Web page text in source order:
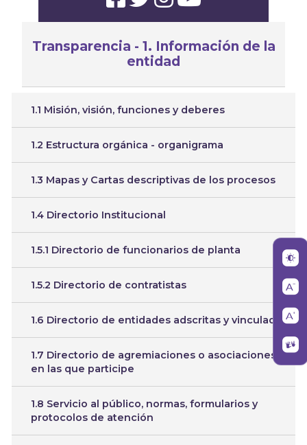
Transparencia - 1. Información de la
entidad
1.1 Misión, visión, funciones y deberes
1.2 Estructura orgánica - organigrama
1.3 Mapas y Cartas descriptivas de los procesos
1.4 Directorio Institucional
1.5.1 Directorio de funcionarios de planta
1.5.2 Directorio de contratistas
1.6 Directorio de entidades adscritas y vinculada
1.7 Directorio de agremiaciones o asociaciones
en las que participe
1.8 Servicio al público, normas, formularios y
protocolos de atención